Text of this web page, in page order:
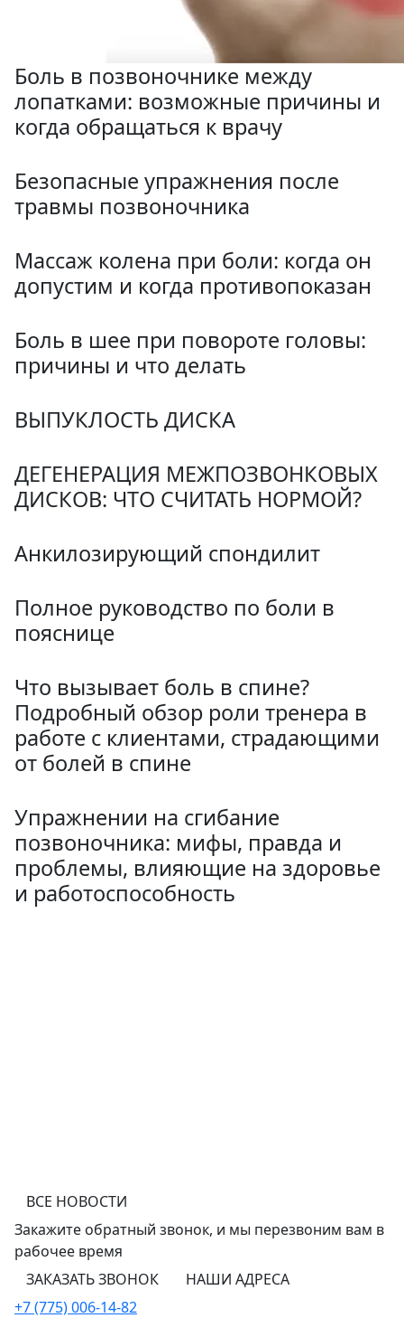
Боль в позвоночнике между
лопатками: возможные причины и
когда обращаться к врачу
Безопасные упражнения после
травмы позвоночника
Массаж колена при боли: когда он
допустим и когда противопоказан
Боль в шее при повороте головы:
причины и что делать
ВЫПУКЛОСТЬ ДИСКА
ДЕГЕНЕРАЦИЯ МЕЖПОЗВОНКОВЫХ
ДИСКОВ: ЧТО СЧИТАТЬ НОРМОЙ?
Анкилозирующий спондилит
Полное руководство по боли в
пояснице
Что вызывает боль в спине?
Подробный обзор роли тренера в
работе с клиентами, страдающими
от болей в спине
Упражнении на сгибание
позвоночника: мифы, правда и
проблемы, влияющие на здоровье
и работоспособность
ВСЕ НОВОСТИ
Закажите обратный звонок, и мы перезвоним вам в
рабочее время
ЗАКАЗАТЬ ЗВОНОК
НАШИ АДРЕСА
+7 (775) 006-14-82